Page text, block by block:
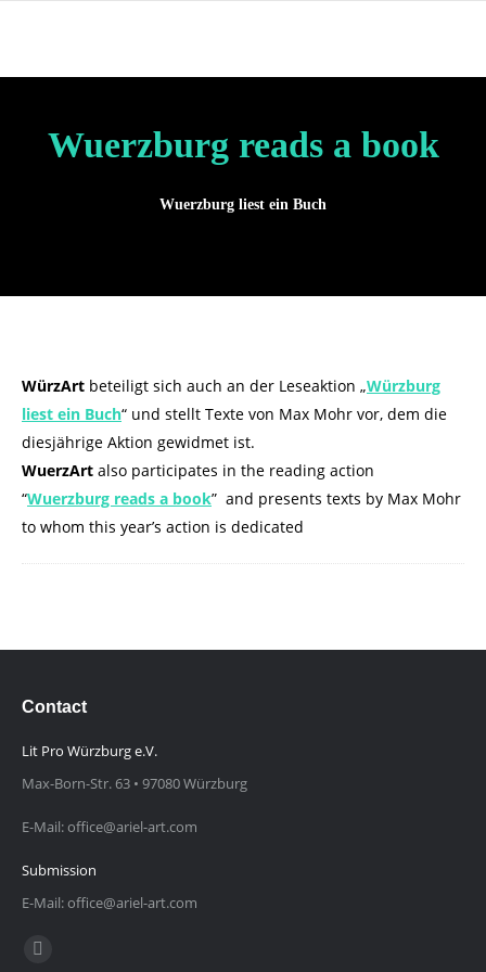
Wuerzburg reads a book
Wuerzburg liest ein Buch
WürzArt beteiligt sich auch an der Leseaktion „Würzburg
liest ein Buch“ und stellt Texte von Max Mohr vor, dem die
diesjährige Aktion gewidmet ist.
WuerzArt also participates in the reading action
“Wuerzburg reads a book” and presents texts by Max Mohr
to whom this year’s action is dedicated
Contact
Lit Pro Würzburg e.V.
Max-Born-Str. 63 • 97080 Würzburg
E-Mail: office@ariel-art.com
Submission
E-Mail: office@ariel-art.com
Finden Sie uns auf:
E-